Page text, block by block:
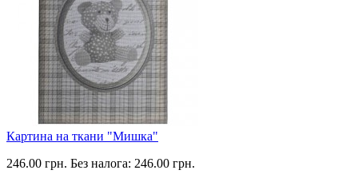
Картина на ткани "Мишка"
246.00 грн. Без налога: 246.00 грн.